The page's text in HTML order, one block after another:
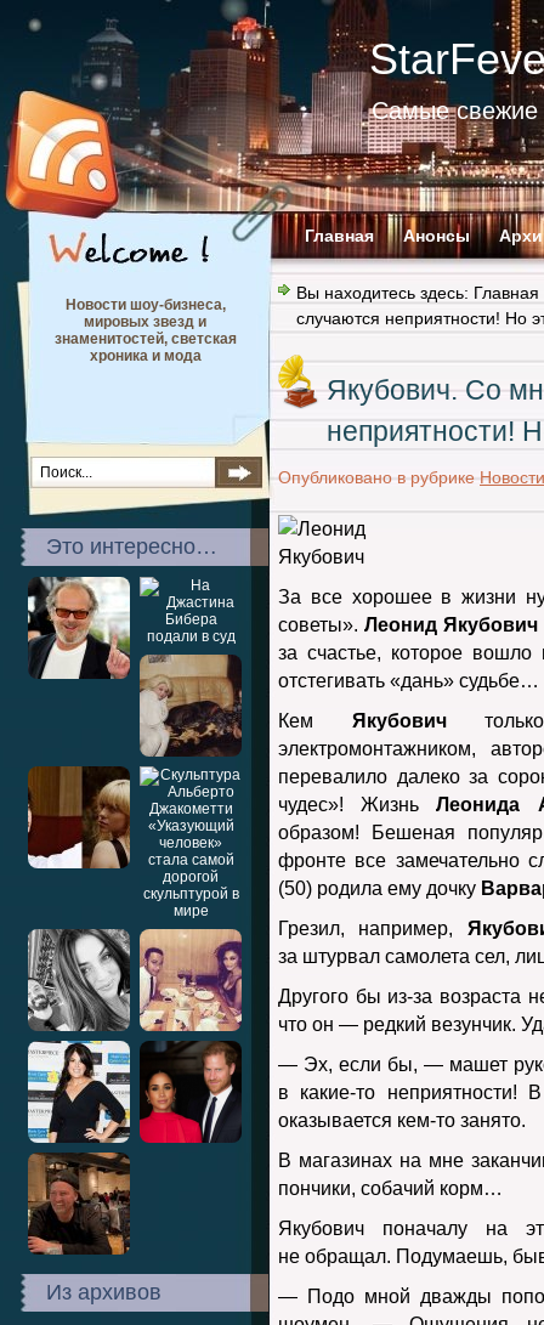
Самые свежие
Главная Анонсы
Новости шоу-бизнеса,
мировых звезд и
знаменитостей, светская
хроника и мода
Это интересно…
Из архивов
Вы находитесь здесь: Главная
случаются неприятности! Но
Якубович. Со
неприятности!
Опубликовано в рубрике Новости
За все хорошее в жизни
советы».Леонид Якубович
за счастье, которое вошло
отстегивать «дань» судьбе…
Кем Якубович
электромонтажником,
перевалило далеко за
чудес»! ЖизньЛеонида
образом! Бешеная
фронте все замечательно
(50) родила ему дочку
Грезил, например,
за штурвал самолета сел,
Другого бы из-за возраста
что он — редкий везунчик.
— Эх, если бы, — машет
в какие-то неприятности!
оказывается кем-то занято.
В магазинах на мне
пончики, собачий корм…
Якубович поначалу на
не обращал. Подумаешь,
— Подо мной дважды